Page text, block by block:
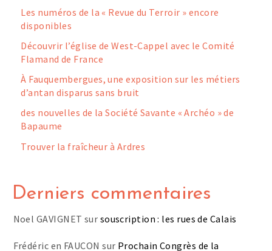
Les numéros de la « Revue du Terroir » encore
disponibles
Découvrir l’église de West-Cappel avec le Comité
Flamand de France
À Fauquembergues, une exposition sur les métiers
d’antan disparus sans bruit
des nouvelles de la Société Savante « Archéo » de
Bapaume
Trouver la fraîcheur à Ardres
Derniers commentaires
Noel GAVIGNET sur souscription : les rues de Calais
Frédéric en FAUCON sur Prochain Congrès de la